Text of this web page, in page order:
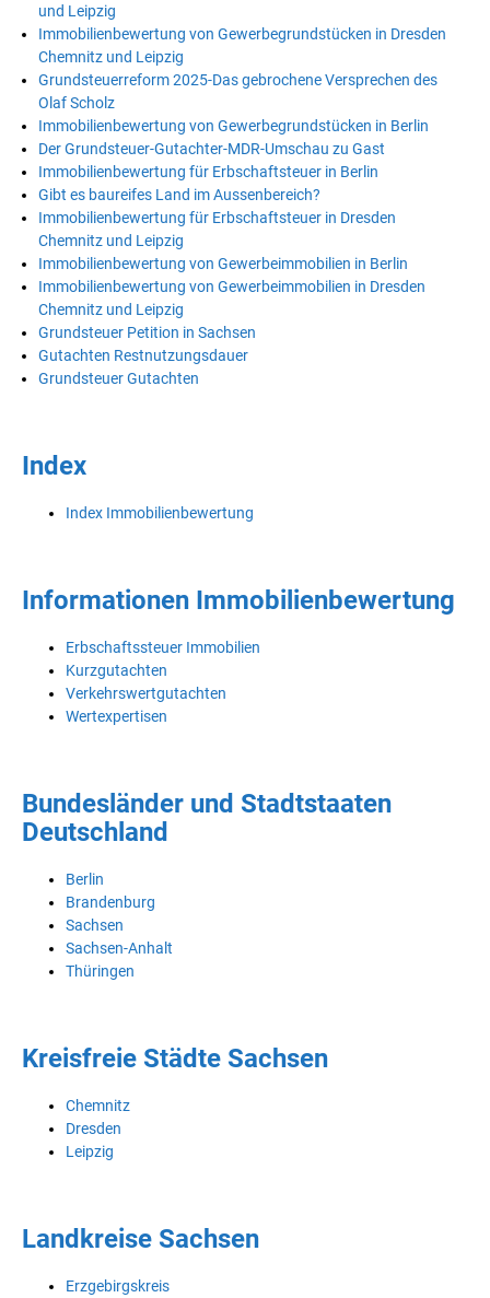
und Leipzig
Immobilienbewertung von Gewerbegrundstücken in Dresden
Chemnitz und Leipzig
Grundsteuerreform 2025-Das gebrochene Versprechen des
Olaf Scholz
Immobilienbewertung von Gewerbegrundstücken in Berlin
Der Grundsteuer-Gutachter-MDR-Umschau zu Gast
Immobilienbewertung für Erbschaftsteuer in Berlin
Gibt es baureifes Land im Aussenbereich?
Immobilienbewertung für Erbschaftsteuer in Dresden
Chemnitz und Leipzig
Immobilienbewertung von Gewerbeimmobilien in Berlin
Immobilienbewertung von Gewerbeimmobilien in Dresden
Chemnitz und Leipzig
Grundsteuer Petition in Sachsen
Gutachten Restnutzungsdauer
Grundsteuer Gutachten
Index
Index Immobilienbewertung
Informationen Immobilienbewertung
Erbschaftssteuer Immobilien
Kurzgutachten
Verkehrswertgutachten
Wertexpertisen
Bundesländer und Stadtstaaten
Deutschland
Berlin
Brandenburg
Sachsen
Sachsen-Anhalt
Thüringen
Kreisfreie Städte Sachsen
Chemnitz
Dresden
Leipzig
Landkreise Sachsen
Erzgebirgskreis